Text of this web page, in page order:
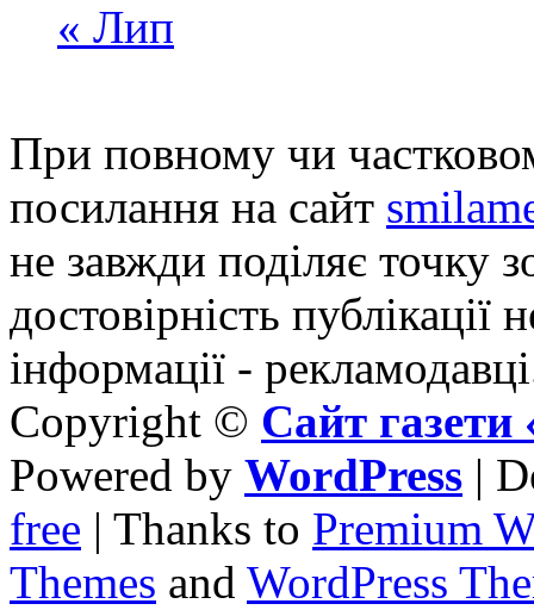
« Лип
При повному чи
посилання на сайт
не завжди поділяє точку
достовірність публікації
інформації -
Copyright © Сайт
Powered by WordPress |
free | Thanks to Premium
Themes and WordPress